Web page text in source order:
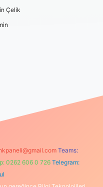
Çelik
Teams:
0262 606 0 726 Telegram: